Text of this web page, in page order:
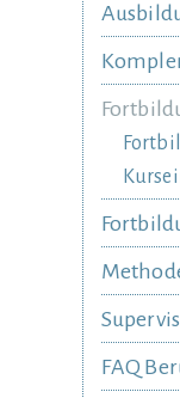
FAQ